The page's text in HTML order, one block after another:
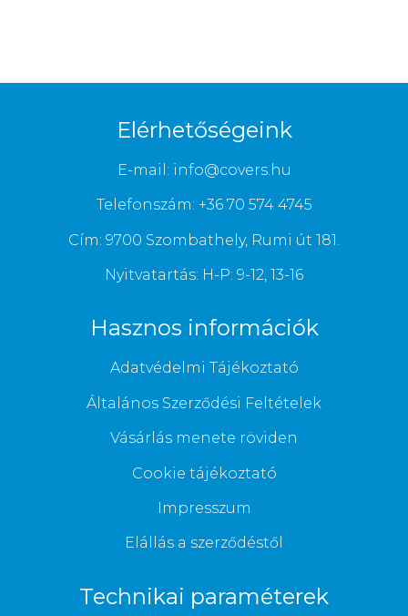
Elérhetőségeink
E-mail: info@covers.hu
Telefonszám: +36 70 574 4745
Cím: 9700 Szombathely, Rumi út 181.
Nyitvatartás: H-P: 9-12, 13-16
Hasznos információk
Adatvédelmi Tájékoztató
Általános Szerződési Feltételek
Vásárlás menete röviden
Cookie tájékoztató
Impresszum
Elállás a szerződéstől
Technikai paraméterek